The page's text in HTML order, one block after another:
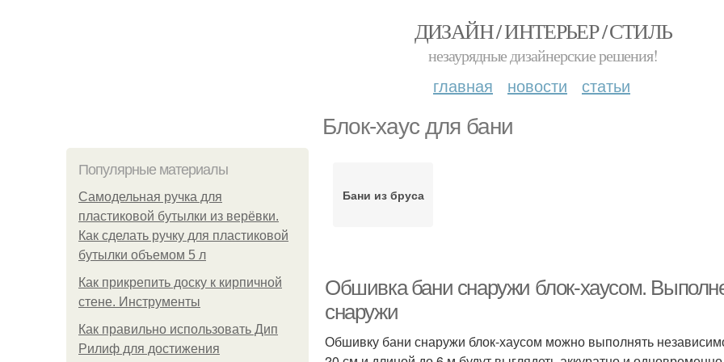
ДИЗАЙН / ИНТЕРЬЕР / СТИЛЬ
незаурядные дизайнерские решения!
главная новости статьи
Блок-хаус для бани
Популярные материалы
Самодельная ручка для
пластиковой бутылки из верёвки.
Как сделать ручку для пластиковой
бутылки объемом 5 л
Как прикрепить доску к кирпичной
стене. Инструменты
Как правильно использовать Дип
Рилиф для достижения
Бани из бруса
Обшивка бани снаружи блок-хаусом.
снаружи
Обшивку бани снаружи блок-хаусом можно выполнять